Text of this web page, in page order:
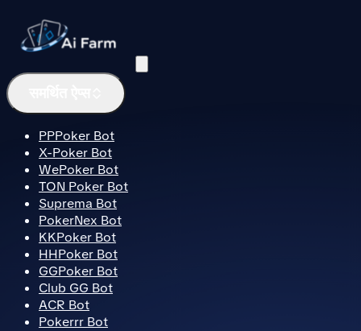
PPPoker Bot
X-Poker Bot
WePoker Bot
TON Poker Bot
Suprema Bot
PokerNex Bot
KKPoker Bot
HHPoker Bot
GGPoker Bot
Club GG Bot
ACR Bot
Pokerrr Bot